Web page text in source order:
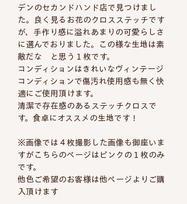
デンのセカンドハンド店で見つけまし
た。良く見るお花のクロスステッチです
が、手作り感に溢れあまりの可愛らしさ
に選んでおりました。この様な生地は素
敵だな と思う１枚です。
コンディションはきれいなヴィンテージ
コンディションで傷汚れ使用感も無く快
適にご使用頂けます。
清潔で存在感のあるステッチクロスで
す。食卓にオススメの生地です！
※画像では４枚撮影した画像も御座いま
すがこちらのページはピンクの１枚のみ
です。
他色ご希望のお客様は他ページよりご購
入頂けます